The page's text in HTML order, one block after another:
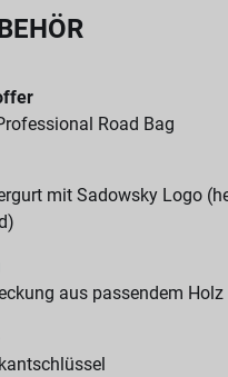
Road Bag
mit Sadowsky Logo
aus passendem Holz